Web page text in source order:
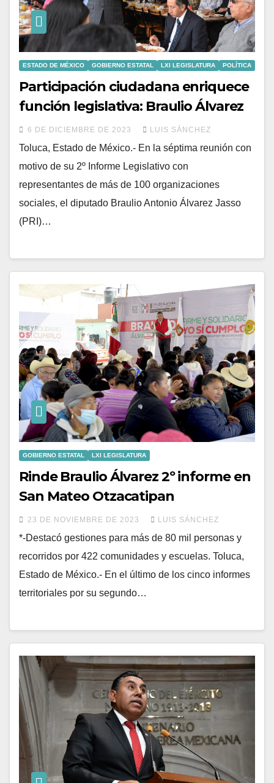
ESTADO DE MÉXICO GOBIERNO ESTATAL LXI LEGISLATURA POLÍTICA
Participación ciudadana enriquece
función legislativa: Braulio Álvarez
6 DE DICIEMBRE DE 2023 LUIS SÁNCHEZ
Toluca, Estado de México.- En la séptima reunión con
motivo de su 2º Informe Legislativo con
representantes de más de 100 organizaciones
sociales, el diputado Braulio Antonio Álvarez Jasso
(PRI)…
GOBIERNO ESTATAL LXI LEGISLATURA
Rinde Braulio Álvarez 2º informe en
San Mateo Otzacatipan
23 DE NOVIEMBRE DE 2023 LUIS SÁNCHEZ
*-Destacó gestiones para más de 80 mil personas y
recorridos por 422 comunidades y escuelas. Toluca,
Estado de México.- En el último de los cinco informes
territoriales por su segundo…